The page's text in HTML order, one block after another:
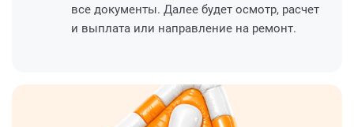
все документы. Далее будет осмотр, расчет
и выплата или направление на ремонт.